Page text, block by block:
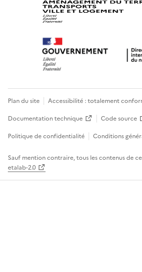
Plan du site Accessibilité : totalement
Documentation technique
Code source
Politique de confidentialité
Conditions
Sauf mention contraire, tous les contenus de
etalab-2.0